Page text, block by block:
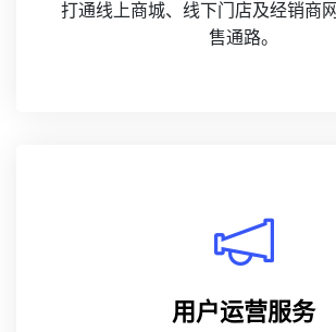
打通线上商城、线下门店及经销商
售通路。
用户运营服务